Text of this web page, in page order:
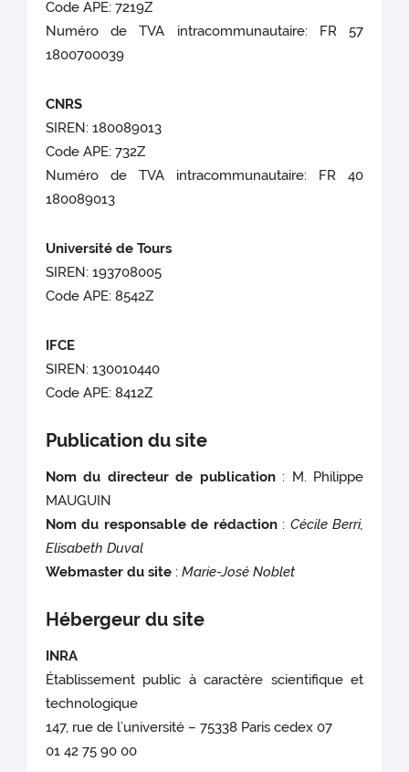
Code APE: 7219Z
Numéro de TVA intracommunautaire: FR 57
1800700039
CNRS
SIREN: 180089013
Code APE: 732Z
Numéro de TVA intracommunautaire: FR 40
180089013
Université de Tours
SIREN: 193708005
Code APE: 8542Z
IFCE
SIREN: 130010440
Code APE: 8412Z
Publication du site
Nom du directeur de publication: M. Philippe
MAUGUIN
Nom du responsable de rédaction: Cécile Berri,
Elisabeth Duval
Webmaster du site : Marie-José Noblet
Hébergeur du site
INRA
Établissement public à caractère scientifique et
technologique
147, rue de l’université – 75338 Paris cedex 07
01 42 75 90 00